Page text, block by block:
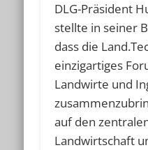
DLG-Präsident
stellte in seiner
dass die
einzigartiges
Landwirte und
auf den
Landwirtschaft